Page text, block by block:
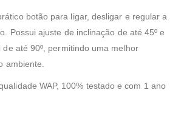
botão para ligar, desligar e regular a
Possui ajuste de inclinação de até 45º e
até 90º, permitindo uma melhor
ambiente.
WAP, 100% testado e com 1 ano